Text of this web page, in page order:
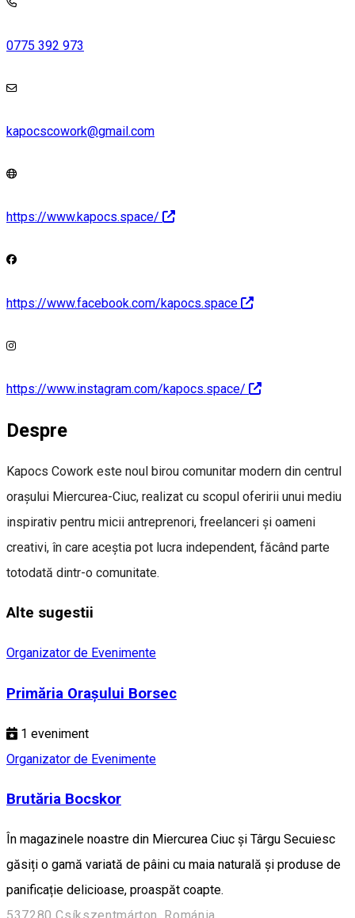
0775 392 973
kapocscowork@gmail.com
https://www.kapocs.space/
https://www.facebook.com/kapocs.space
https://www.instagram.com/kapocs.space/
Despre
Kapocs Cowork este noul birou comunitar modern din centrul
oraşului Miercurea-Ciuc, realizat cu scopul oferirii unui mediu
inspirativ pentru micii antreprenori, freelanceri şi oameni
creativi, în care aceştia pot lucra independent, făcând parte
totodată dintr-o comunitate.
Alte sugestii
Organizator de Evenimente
Primăria Orașului Borsec
1 eveniment
Organizator de Evenimente
Brutăria Bocskor
În magazinele noastre din Miercurea Ciuc și Târgu Secuiesc
găsiți o gamă variată de pâini cu maia naturală și produse de
panificație delicioase, proaspăt coapte.